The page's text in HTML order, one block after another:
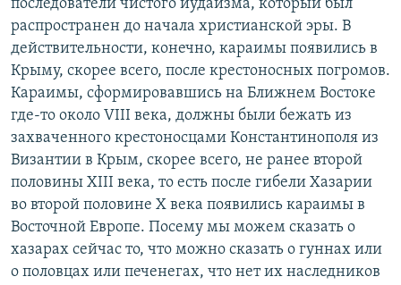
последователи чистого иудаизма, который был
распространен до начала христианской эры. В
действительности, конечно, караимы появились в
Крыму, скорее всего, после крестоносных погромов.
Караимы, сформировавшись на Ближнем Востоке
где-то около VIII века, должны были бежать из
захваченного крестоносцами Константинополя из
Византии в Крым, скорее всего, не ранее второй
половины XIII века, то есть после гибели Хазарии
во второй половине X века появились караимы в
Восточной Европе. Посему мы можем сказать о
хазарах сейчас то, что можно сказать о гуннах или
о половцах или печенегах, что нет их наследников